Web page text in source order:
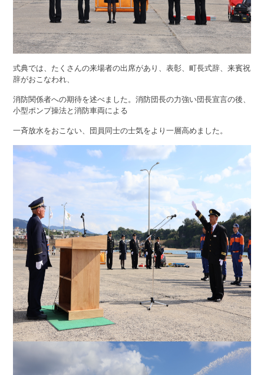
式典では、たくさんの来場者の出席があり、表彰、町長式辞、来賓祝
辞がおこなわれ、
消防関係者への期待を述べました。消防団長の力強い団長宣言の後、
小型ポンプ操法と消防車両による
一斉放水をおこない、団員同士の士気をより一層高めました。